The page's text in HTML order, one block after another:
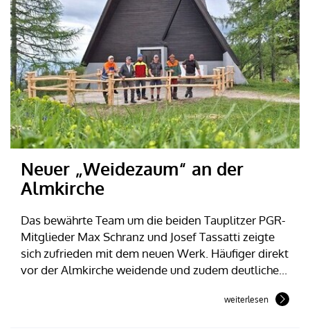
Neuer „Weidezaum“ an der
Almkirche
Das bewährte Team um die beiden Tauplitzer PGR-
Mitglieder Max Schranz und Josef Tassatti zeigte
sich zufrieden mit dem neuen Werk. Häufiger direkt
vor der Almkirche weidende und zudem deutliche...
weiterlesen